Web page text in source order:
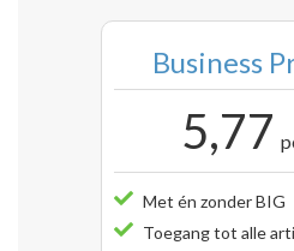
Business
5,77
Met én zonder BIG
Toegang tot alle